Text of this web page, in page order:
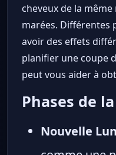
cheveux de la même
marées. Différentes
avoir des effets
planifier une coupe
peut vous aider à
Phases de
Nouvelle